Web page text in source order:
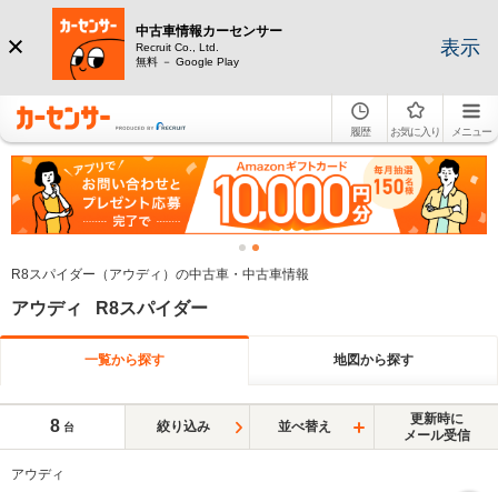
中古車情報カーセンサー
Recruit Co., Ltd.
無料 － Google Play
表示
履歴 お気に入り メニュー
R8スパイダー（アウディ）の中古車・中古車情報
アウディ R8スパイダー
一覧から探す 地図から探す
8 台 絞り込み 並べ替え
更新時に
メール受信
アウディ